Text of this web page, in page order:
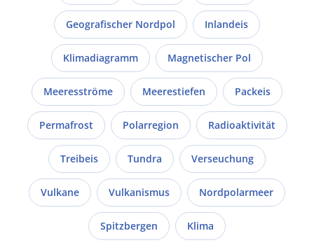
Geografischer Nordpol Inlandeis
Klimadiagramm Magnetischer Pol
Meeresströme Meerestiefen Packeis
Permafrost Polarregion Radioaktivität
Treibeis Tundra Verseuchung
Vulkane Vulkanismus Nordpolarmeer
Spitzbergen Klima